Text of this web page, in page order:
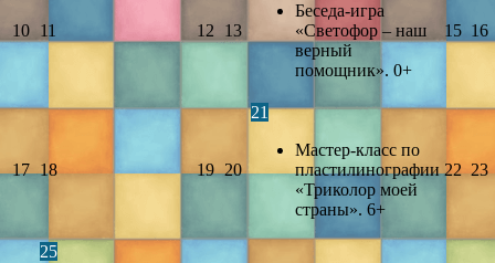
10 11 12 13
Беседа-игра
«Светофор – наш
верный
помощник». 0+
15 16
17 18 19 20
21
Мастер-класс по
пластилинографии
«Триколор моей
страны». 6+
22 23
25